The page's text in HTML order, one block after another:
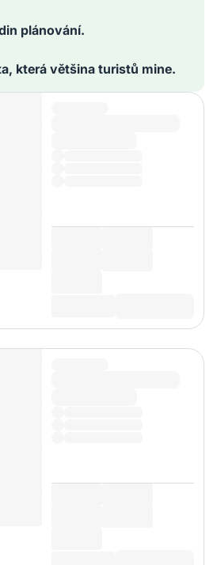
plánování.
která většina turistů mine.